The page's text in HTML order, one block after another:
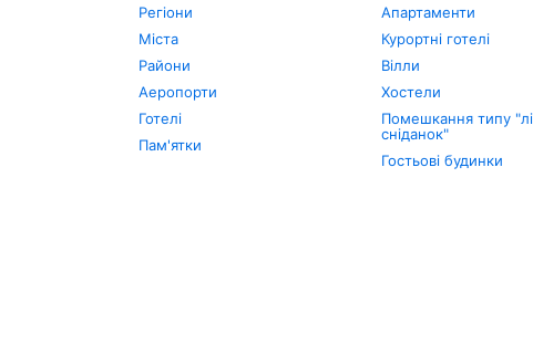
Регіони
Міста
Райони
Аеропорти
Готелі
Пам'ятки
Апартаменти
Курортні готелі
Вілли
Хостели
Помешкання типу
сніданок"
Гостьові будинки